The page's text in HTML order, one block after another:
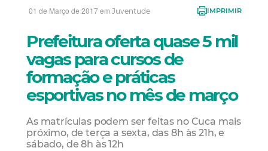
01 de Março de 2017 em Juventude IMPRIMIR
Prefeitura oferta quase 5 mil
vagas para cursos de
formação e práticas
esportivas no mês de março
As matrículas podem ser feitas no Cuca mais
próximo, de terça a sexta, das 8h às 21h, e
sábado, de 8h às 12h